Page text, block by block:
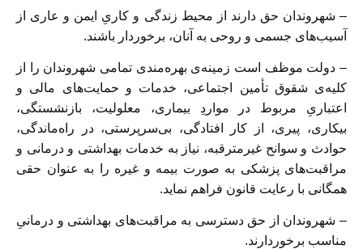
– شهروندان حق دارند از محیط زندگی و کاریِ ایمن و عاری از
آسیب‌های جسمی و روحی به آنان، برخوردار باشند.
– دولت موظف است زمینه‌ی بهره‌مندی تمامی شهروندان را از
کلیه‌ی شقوق تأمین اجتماعی، خدمات و حمایت‌های مالی و
اعتباریِ مربوط در مواردِ بیماری، معلولیت، بازنشستگی،
بیکاری، پیری، از کار افتادگی، بی‌سرپرستی، در راه‌ماندگی،
حوادث و سوانح غیرمترقبه، نیاز به خدمات بهداشتی و درمانی و
مراقبت‌های پزشکی به صورت بیمه و غیره را به عنوان حقی
همگانی با رعایت قانون فراهم نماید.
– شهروندان از حق دسترسی به مراقبت‌های بهداشتی و درمانیِ
مناسب برخوردارند.